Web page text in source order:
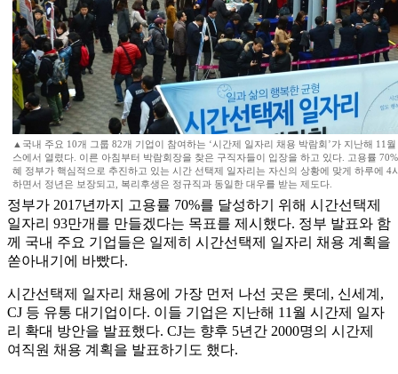
▲국내 주요 10개 그룹 82개 기업이 참여하는 ‘시간제 일자리 채용 박람회’가 지난해 11
스에서 열렸다. 이른 아침부터 박람회장을 찾은 구직자들이 입장을 하고 있다. 고용률
혜 정부가 핵심적으로 추진하고 있는 시간 선택제 일자리는 자신의 상황에 맞게 하루에 4
하면서 정년은 보장되고, 복리후생은 정규직과 동일한 대우를 받는 제도다.
정부가 2017년까지 고용률 70%를 달성하기 위해 시간선택제
일자리 93만개를 만들겠다는 목표를 제시했다. 정부 발표와 함
께 국내 주요 기업들은 일제히 시간선택제 일자리 채용 계획을
쏟아내기에 바빴다.
시간선택제 일자리 채용에 가장 먼저 나선 곳은 롯데, 신세계,
CJ 등 유통 대기업이다. 이들 기업은 지난해 11월 시간제 일자
리 확대 방안을 발표했다. CJ는 향후 5년간 2000명의 시간제
여직원 채용 계획을 발표하기도 했다.